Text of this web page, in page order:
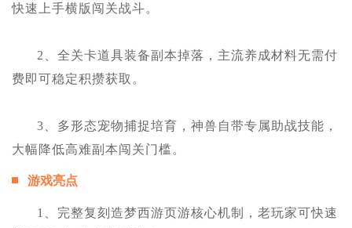
快速上手横版闯关战斗。
2、全关卡道具装备副本掉落，主流养成材料无需付
费即可稳定积攒获取。
3、多形态宠物捕捉培育，神兽自带专属助战技能，
大幅降低高难副本闯关门槛。
游戏亮点
1、完整复刻造梦西游页游核心机制，老玩家可快速